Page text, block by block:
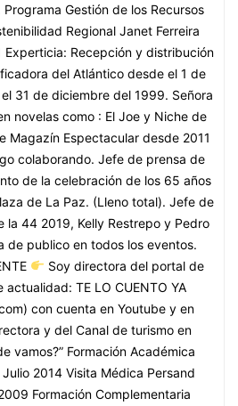
Gestión de los Recursos
Regional Janet Ferreira
Recepción y distribución
del Atlántico desde el 1 de
31 de diciembre del 1999. Señora
novelas como : El Joe y Niche de
Magazín Espectacular desde 2011
colaborando. Jefe de prensa de
de la celebración de los 65 años
de La Paz. (Lleno total). Jefe de
la 44 2019, Kelly Restrepo y Pedro
de publico en todos los eventos.
Soy directora del portal de
TE LO CUENTO YA
con cuenta en Youtube y en
y del Canal de turismo en
vamos?” Formación Académica
2014 Visita Médica Persand
Formación Complementaria